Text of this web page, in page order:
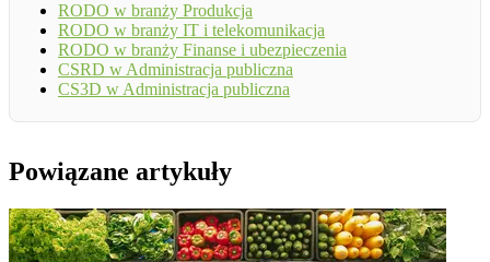
RODO w branży Produkcja
RODO w branży IT i telekomunikacja
RODO w branży Finanse i ubezpieczenia
CSRD w Administracja publiczna
CS3D w Administracja publiczna
Powiązane artykuły